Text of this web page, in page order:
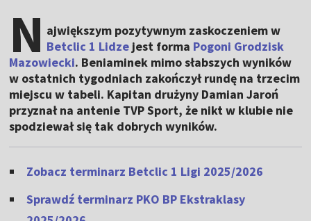
N ajwiększym pozytywnym zaskoczeniem w
Betclic 1 Lidze jest forma Pogoni Grodzisk
Mazowiecki. Beniaminek mimo słabszych wyników
w ostatnich tygodniach zakończył rundę na trzecim
miejscu w tabeli. Kapitan drużyny Damian Jaroń
przyznał na antenie TVP Sport, że nikt w klubie nie
spodziewał się tak dobrych wyników.
Zobacz terminarz Betclic 1 Ligi 2025/2026
Sprawdź terminarz PKO BP Ekstraklasy